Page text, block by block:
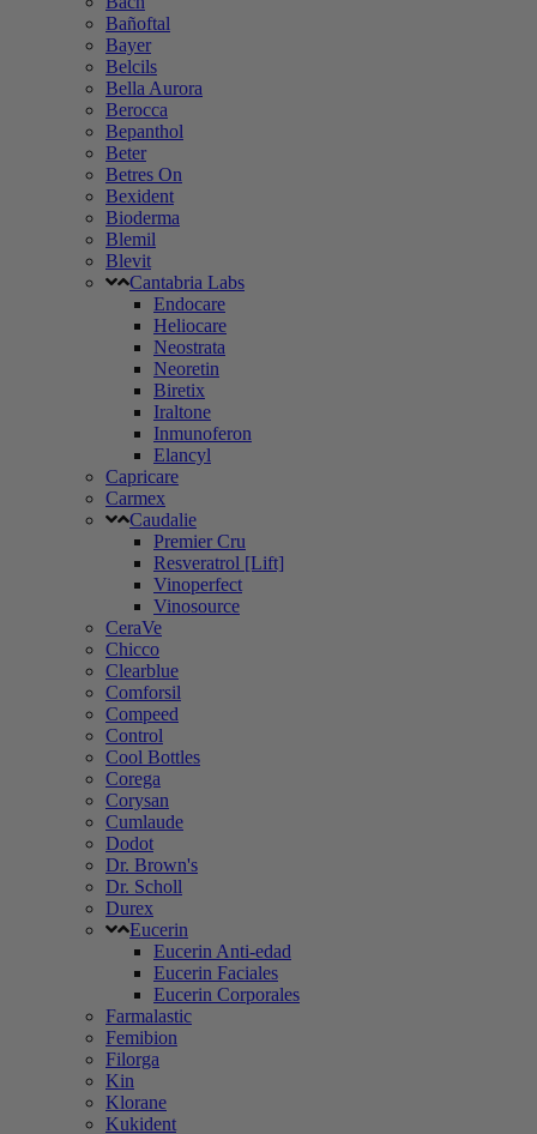
Bañoftal
Bayer
Belcils
Bella Aurora
Berocca
Bepanthol
Beter
Betres On
Bexident
Bioderma
Blemil
Blevit
Cantabria Labs
Endocare
Heliocare
Neostrata
Neoretin
Biretix
Iraltone
Inmunoferon
Elancyl
Capricare
Carmex
Caudalie
Premier Cru
Resveratrol [Lift]
Vinoperfect
Vinosource
CeraVe
Chicco
Clearblue
Comforsil
Compeed
Control
Cool Bottles
Corega
Corysan
Cumlaude
Dodot
Dr. Brown's
Dr. Scholl
Durex
Eucerin
Eucerin Anti-edad
Eucerin Faciales
Eucerin Corporales
Farmalastic
Femibion
Filorga
Kin
Klorane
Kukident